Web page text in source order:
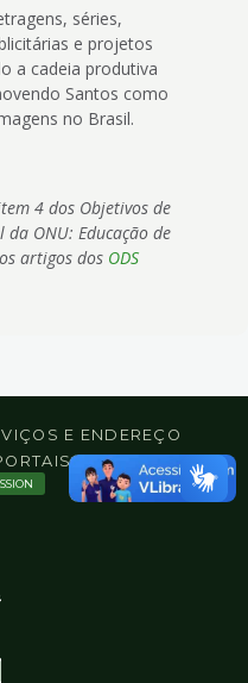
séries,
e projetos
a cadeia produtiva
Santos como
no Brasil.
4 dos Objetivos de
da ONU: Educação de
artigos dos ODS
E ENDEREÇO
DE: